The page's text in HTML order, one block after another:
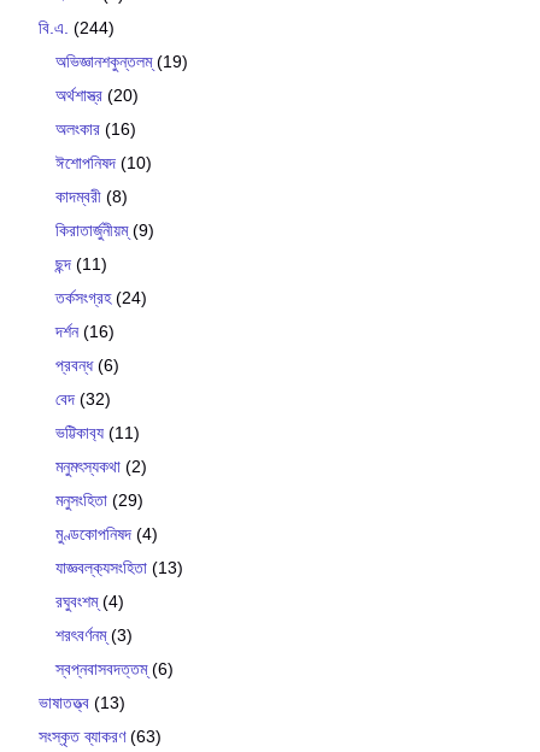
বি.এ. (244)
অভিজ্ঞানশকুন্তলম্(19)
অর্থশাস্ত্র (20)
অলংকার (16)
ঈশোপনিষদ (10)
কাদম্বরী (8)
কিরাতার্জুনীয়ম্(9)
ছন্দ (11)
তর্কসংগ্রহ(24)
দর্শন(16)
প্রবন্ধ(6)
বেদ (32)
ভট্টিকাব‍্য (11)
মনুমৎস্যকথা (2)
মনুসংহিতা (29)
মুণ্ডকোপনিষদ (4)
যাজ্ঞবল্ক‍্যসংহিতা (13)
রঘুবংশম্(4)
শরৎবর্ণনম্(3)
স্বপ্নবাসবদত্তম্(6)
ভাষাতত্ত্ব (13)
সংস্কৃত ব্যাকরণ(63)